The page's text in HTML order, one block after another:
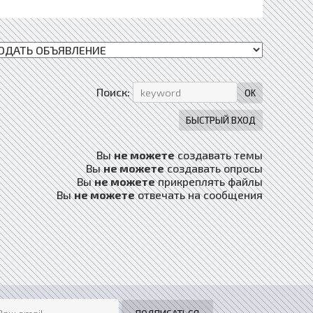
Поиск:
Выне можетесоздавать темы
Выне можетесоздавать опросы
Выне можетеприкреплять файлы
Выне можетеотвечать на сообщения